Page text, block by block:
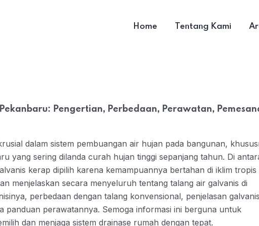
Home Tentang Kami
Pengertian, Perbedaan, Perawatan,
dalam sistem pembuangan air hujan pada bangunan,
yang sering dilanda curah hujan tinggi sepanjang tahun. Di
kerap dipilih karena kemampuannya bertahan di iklim tropis
menjelaskan secara menyeluruh tentang talang air galvanis di
perbedaan dengan talang konvensional, penjelasan
panduan perawatannya. Semoga informasi ini berguna untuk
dan menjaga sistem drainase rumah dengan tepat.